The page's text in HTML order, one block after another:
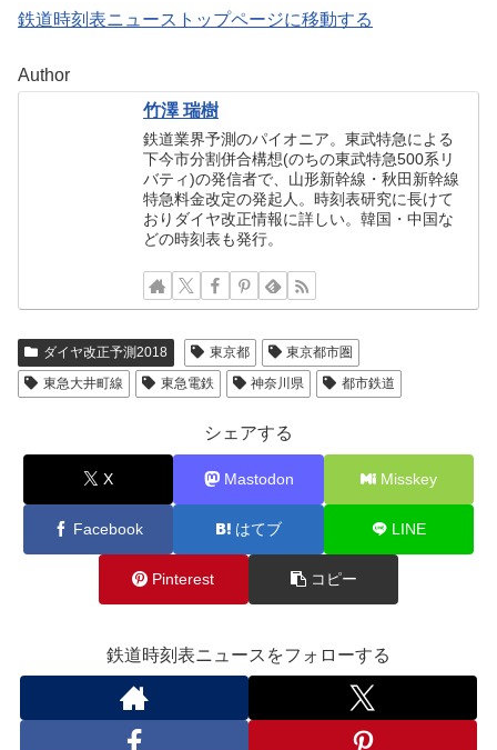
鉄道時刻表ニューストップページに移動する
Author
竹澤 瑞樹
鉄道業界予測のパイオニア。東武特急による
下今市分割併合構想(のちの東武特急500系リ
バティ)の発信者で、山形新幹線・秋田新幹線
特急料金改定の発起人。時刻表研究に長けて
おりダイヤ改正情報に詳しい。韓国・中国な
どの時刻表も発行。
ダイヤ改正予測2018 東京都
東京都市圏
東急大井町線
東急電鉄 神奈川県 都市鉄道
シェアする
X Mastodon Misskey
Facebook はてブ LINE
Pinterest コピー
鉄道時刻表ニュースをフォローする